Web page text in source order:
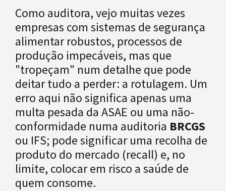
Como auditora, vejo muitas vezes
empresas com sistemas de segurança
alimentar robustos, processos de
produção impecáveis, mas que
"tropeçam" num detalhe que pode
deitar tudo a perder: a rotulagem. Um
erro aqui não significa apenas uma
multa pesada da ASAE ou uma não-
conformidade numa auditoria BRCGS
ou IFS; pode significar uma recolha de
produto do mercado (recall) e, no
limite, colocar em risco a saúde de
quem consome.